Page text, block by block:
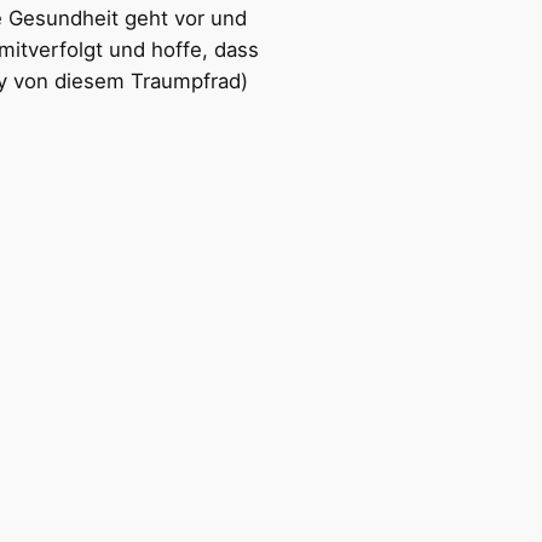
geht vor und
und hoffe, dass
von diesem Traumpfrad)